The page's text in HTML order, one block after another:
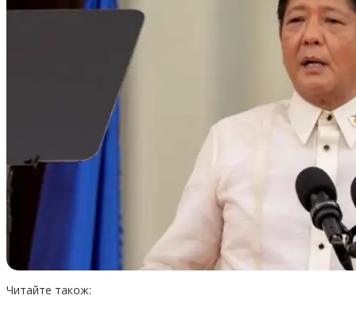
Читайте також: